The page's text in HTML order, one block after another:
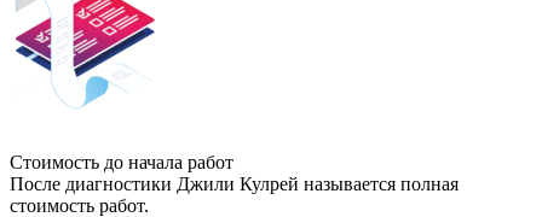
Стоимость до начала работ
После диагностики Джили Кулрей называется полная
стоимость работ.